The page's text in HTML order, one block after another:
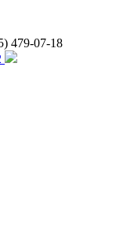
479-07-18